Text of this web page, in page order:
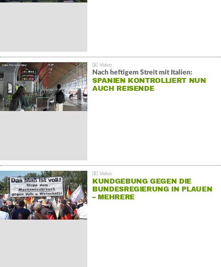
Nach heftigem Streit mit Italien:
SPANIEN KONTROLLIERT NUN
AUCH REISENDE
KUNDGEBUNG GEGEN DIE
BUNDESREGIERUNG IN PLAUEN
– MEHRERE